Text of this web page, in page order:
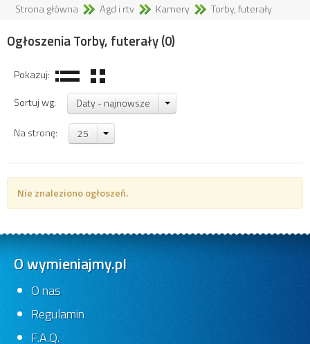
Strona główna Agd i rtv Kamery Torby, futerały
Ogłoszenia Torby, futerały(0)
Pokazuj:
Sortuj wg:
Daty - najnowsze
Na stronę: 25
Nie znaleziono ogłoszeń.
O wymieniajmy.pl
O nas
Regulamin
F.A.Q.